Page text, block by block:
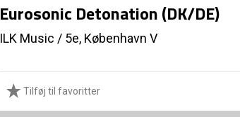
Eurosonic Detonation (DK/DE)
ILK Music / 5e, København V
Tilføj til favoritter